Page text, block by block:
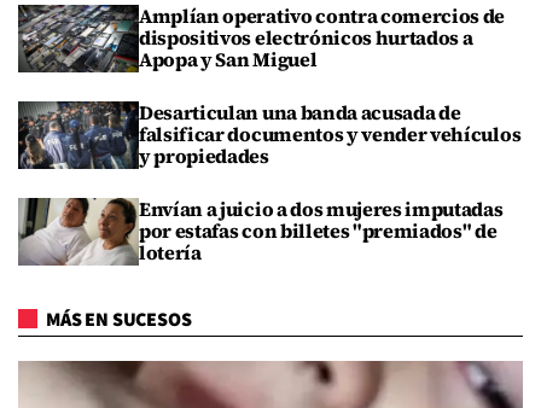
Amplían operativo contra comercios de
dispositivos electrónicos hurtados a
Apopa y San Miguel
Desarticulan una banda acusada de
falsificar documentos y vender vehículos
y propiedades
Envían a juicio a dos mujeres imputadas
por estafas con billetes "premiados" de
lotería
MÁS EN SUCESOS